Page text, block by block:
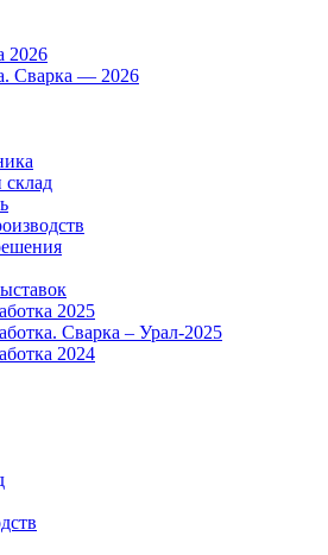
2026
Сварка — 2026
склад
2025
Сварка – Урал-2025
2024